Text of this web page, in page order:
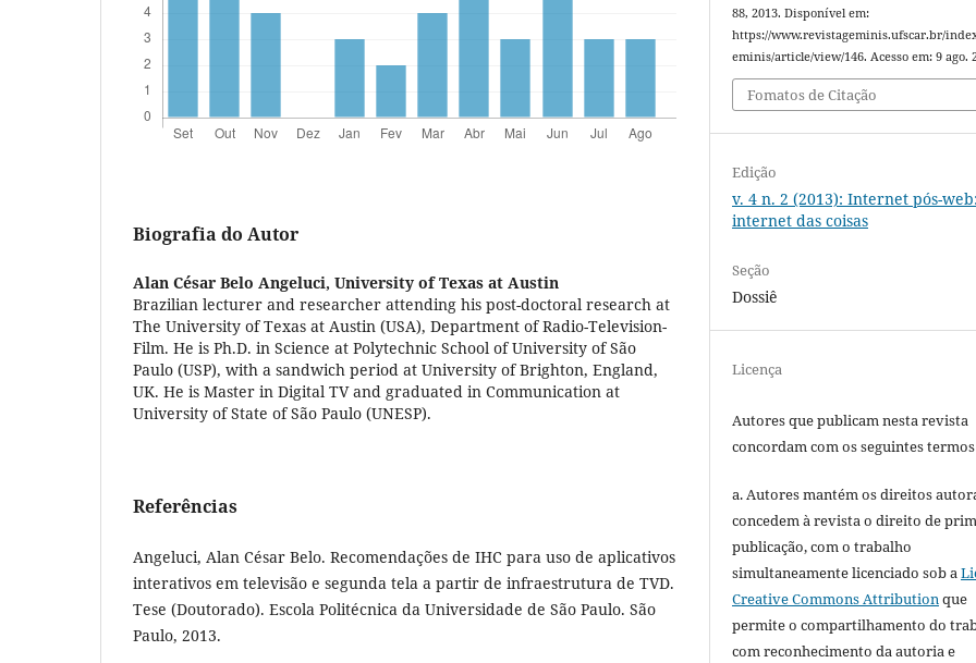
Biografia do Autor
Alan César Belo Angeluci, University of Texas at Austin
Brazilian lecturer and researcher attending his post-doctoral research at
The University of Texas at Austin (USA), Department of Radio-Television-
Film. He is Ph.D. in Science at Polytechnic School of University of São
Paulo (USP), with a sandwich period at University of Brighton, England,
UK. He is Master in Digital TV and graduated in Communication at
University of State of São Paulo (UNESP).
Referências
Angeluci, Alan César Belo. Recomendações de IHC para uso de aplicativos
interativos em televisão e segunda tela a partir de infraestrutura de TVD.
Tese (Doutorado). Escola Politécnica da Universidade de São Paulo. São
Paulo, 2013.
88, 2013. Disponível em:
https://www.revistageminis.ufscar.br/
eminis/article/view/146. Acesso em: 9 ago.
Fomatos de Citação
Edição
v. 4 n. 2 (2013): Internet pós-
internet das coisas
Seção
Dossiê
Licença
Autores que publicam nesta revista
concordam com os seguintes
a. Autores mantém os direitos
concedem à revista o direito de
publicação, com o trabalho
simultaneamente licenciado sob a
Creative Commons Attributionque
permite o compartilhamento do
com reconhecimento da autoria e